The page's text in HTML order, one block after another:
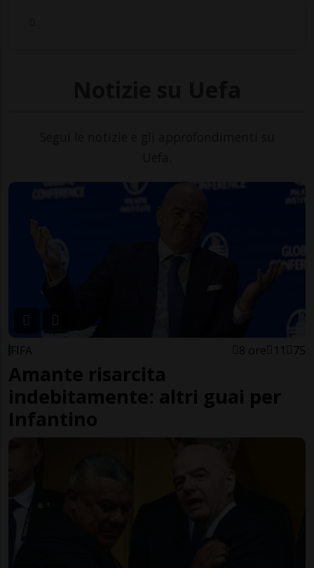
FIFA 8 ore 11 75
Amante risarcita
indebitamente: altri guai per
Infantino